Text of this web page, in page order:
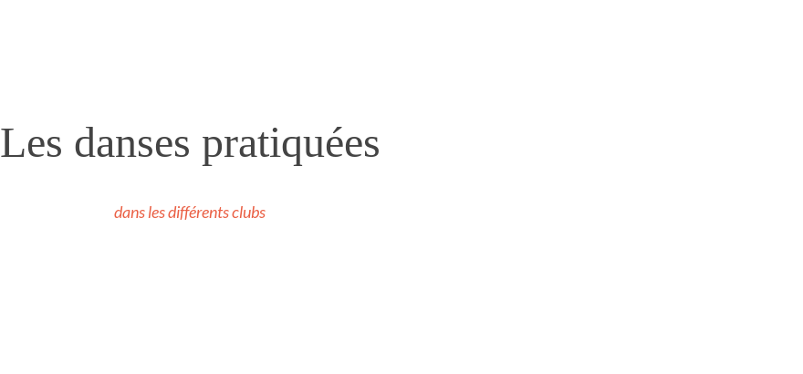
Les danses pratiquées
dans les différents clubs